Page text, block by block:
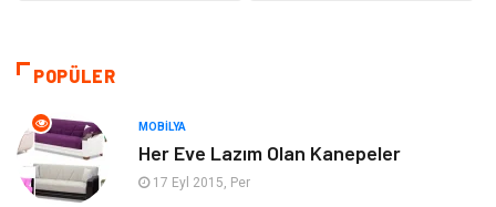
Gıda
Bilgisayar ve Yazılım
Giyim
POPÜLER
MOBILYA
Her Eve Lazım Olan Kanepeler
17 Eyl 2015, Per